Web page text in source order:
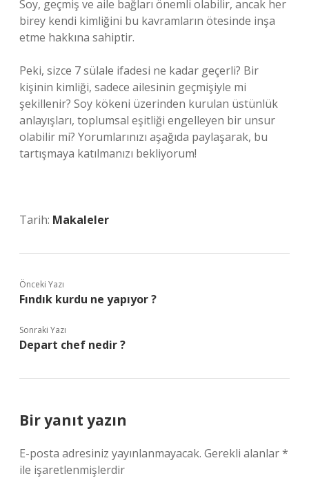
Soy, geçmiş ve aile bağları önemli olabilir, ancak her
birey kendi kimliğini bu kavramların ötesinde inşa
etme hakkına sahiptir.
Peki, sizce 7 sülale ifadesi ne kadar geçerli? Bir
kişinin kimliği, sadece ailesinin geçmişiyle mi
şekillenir? Soy kökeni üzerinden kurulan üstünlük
anlayışları, toplumsal eşitliği engelleyen bir unsur
olabilir mi? Yorumlarınızı aşağıda paylaşarak, bu
tartışmaya katılmanızı bekliyorum!
Tarih: Makaleler
Önceki Yazı
Fındık kurdu ne yapıyor ?
Sonraki Yazı
Depart chef nedir ?
Bir yanıt yazın
E-posta adresiniz yayınlanmayacak. Gerekli alanlar*
ile işaretlenmişlerdir